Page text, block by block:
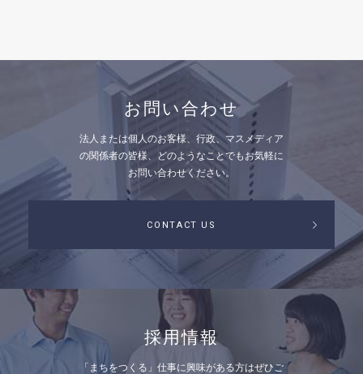
お問い合わせ
法人または個人のお客様、行政、マスメディア
の関係者の皆様、
どのようなことでもお気軽に
お問い合わせください。
CONTACT US
採用情報
「まちをつくる」仕事に興味がある方はぜひご